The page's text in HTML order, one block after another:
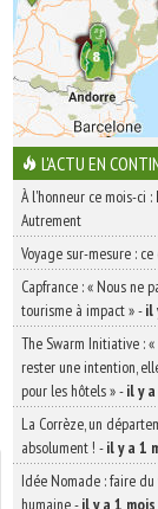
L'ACTU EN
À l'honneur ce mois-ci :
Autrement
Voyage sur-mesure :
Capfrance : « Nous ne
tourisme à impact »-il
The Swarm Initiative :
rester une intention,
pour les hôtels »-il y
La Corrèze, un
absolument ! -il y a 1
Idée Nomade : faire
humaine-il y a 1 mois